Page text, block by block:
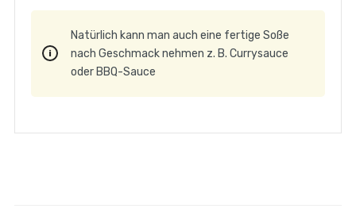
Natürlich kann man auch eine fertige Soße
nach Geschmack nehmen z. B. Currysauce
oder BBQ-Sauce